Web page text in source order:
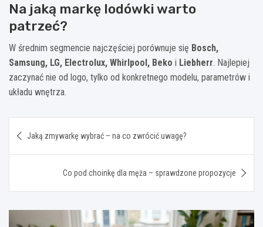
Na jaką markę lodówki warto
patrzeć?
W średnim segmencie najczęściej porównuje się Bosch,
Samsung, LG, Electrolux, Whirlpool, Beko i Liebherr. Najlepiej
zaczynać nie od logo, tylko od konkretnego modelu, parametrów i
układu wnętrza.
wpisu
Jaką zmywarkę wybrać – na co zwrócić uwagę?
Co pod choinkę dla męża – sprawdzone propozycje